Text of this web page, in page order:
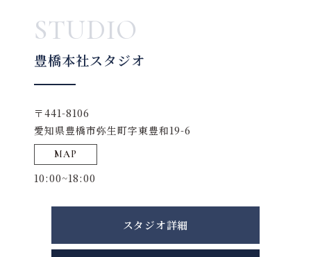
STUDIO
豊橋本社スタジオ
〒441-8106
愛知県豊橋市弥生町字東豊和19-6
MAP
10:00~18:00
スタジオ詳細